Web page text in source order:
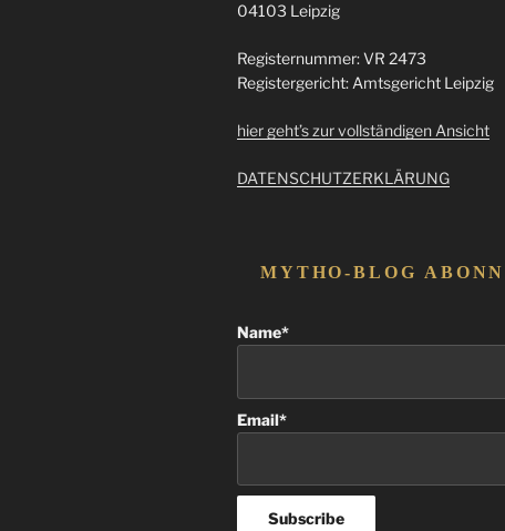
04103 Leipzig
Registernummer: VR 2473
Registergericht: Amtsgericht Leipzig
hier geht’s zur vollständigen Ansicht
DATENSCHUTZERKLÄRUNG
MYTHO-BLOG
Name*
Email*